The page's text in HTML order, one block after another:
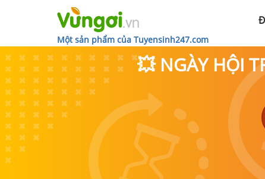
Một sản phẩm của Tuyensinh247.com
💥 NGÀY HỘI